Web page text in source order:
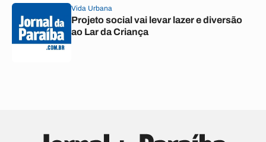
Vida Urbana
Projeto social vai levar lazer e diversão
ao Lar da Criança